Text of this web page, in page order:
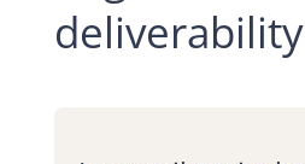
deliverability